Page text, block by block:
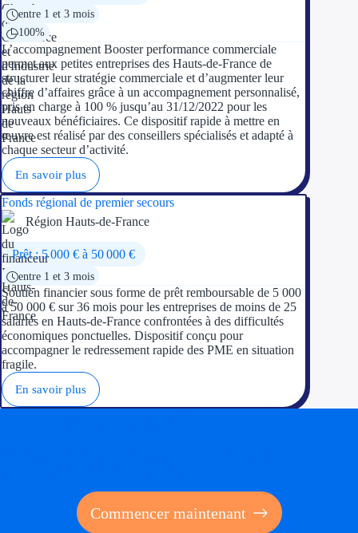
entre 1 et 3 mois
100%
L’accompagnement Booster performance commerciale
permet aux petites entreprises des Hauts-de-France de
structurer leur stratégie commerciale et d’augmenter leur
chiffre d’affaires grâce à un accompagnement personnalisé,
pris en charge à 100 % jusqu’au 31/12/2022 pour les
nouveaux bénéficiaires. Ce dispositif rapide à mettre en
œuvre est réalisé par des conseillers spécialisés et adapté à
chaque secteur d’activité.
En savoir plus
Fonds régional de premier secours
Région Hauts-de-France
Prêt : 5 000 € à 50 000 €
entre 1 et 3 mois
Soutien financier sous forme de prêt remboursable de 5 000
à 50 000 € sur 36 mois pour les entreprises de moins de 25
salariés en Hauts-de-France confrontées à des difficultés
économiques ponctuelles. Dispositif conçu pour
accompagner le redressement rapide des PME en situation
fragile.
En savoir plus
Commencer maintenant